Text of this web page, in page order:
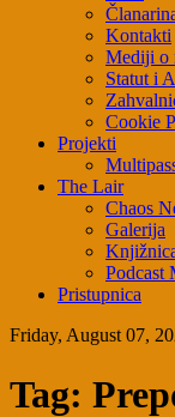
Kontakti
Mediji o
Statut i
Cookie
Projekti
The Lair
Chaos
Galerija
Podcast
Pristupnica
Friday, August 07,
Tag: